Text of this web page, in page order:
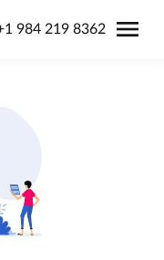
984 219 8362 menu